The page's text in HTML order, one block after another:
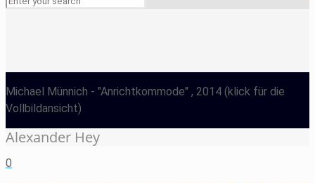
Michael Münnich - "Anrichtkommode" , 2014 (klick für die
Vollbildansicht)
Alexander Hey
0